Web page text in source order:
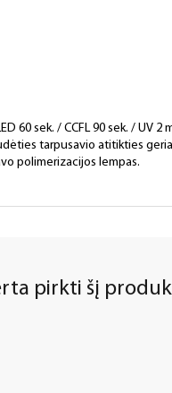
60 sek. / CCFL 90 sek. / UV 2
tarpusavio atitikties
polimerizacijos lempas.
pirkti šį